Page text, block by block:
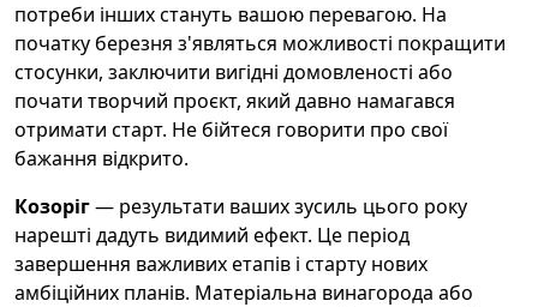
потреби інших стануть вашою перевагою. На
початку березня з'являться можливості покращити
стосунки, заключити вигідні домовленості або
почати творчий проєкт, який давно намагався
отримати старт. Не бійтеся говорити про свої
бажання відкрито.
Козоріг— результати ваших зусиль цього року
нарешті дадуть видимий ефект. Це період
завершення важливих етапів і старту нових
амбіційних планів. Матеріальна винагорода або